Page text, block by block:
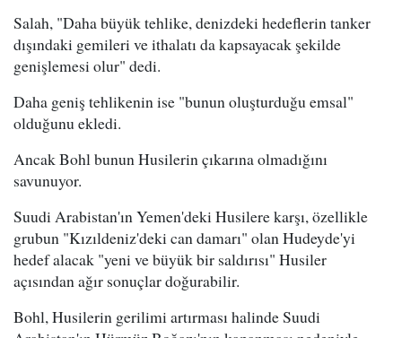
Salah, "Daha büyük tehlike, denizdeki hedeflerin tanker
dışındaki gemileri ve ithalatı da kapsayacak şekilde
genişlemesi olur" dedi.
Daha geniş tehlikenin ise "bunun oluşturduğu emsal"
olduğunu ekledi.
Ancak Bohl bunun Husilerin çıkarına olmadığını
savunuyor.
Suudi Arabistan'ın Yemen'deki Husilere karşı, özellikle
grubun "Kızıldeniz'deki can damarı" olan Hudeyde'yi
hedef alacak "yeni ve büyük bir saldırısı" Husiler
açısından ağır sonuçlar doğurabilir.
Bohl, Husilerin gerilimi artırması halinde Suudi